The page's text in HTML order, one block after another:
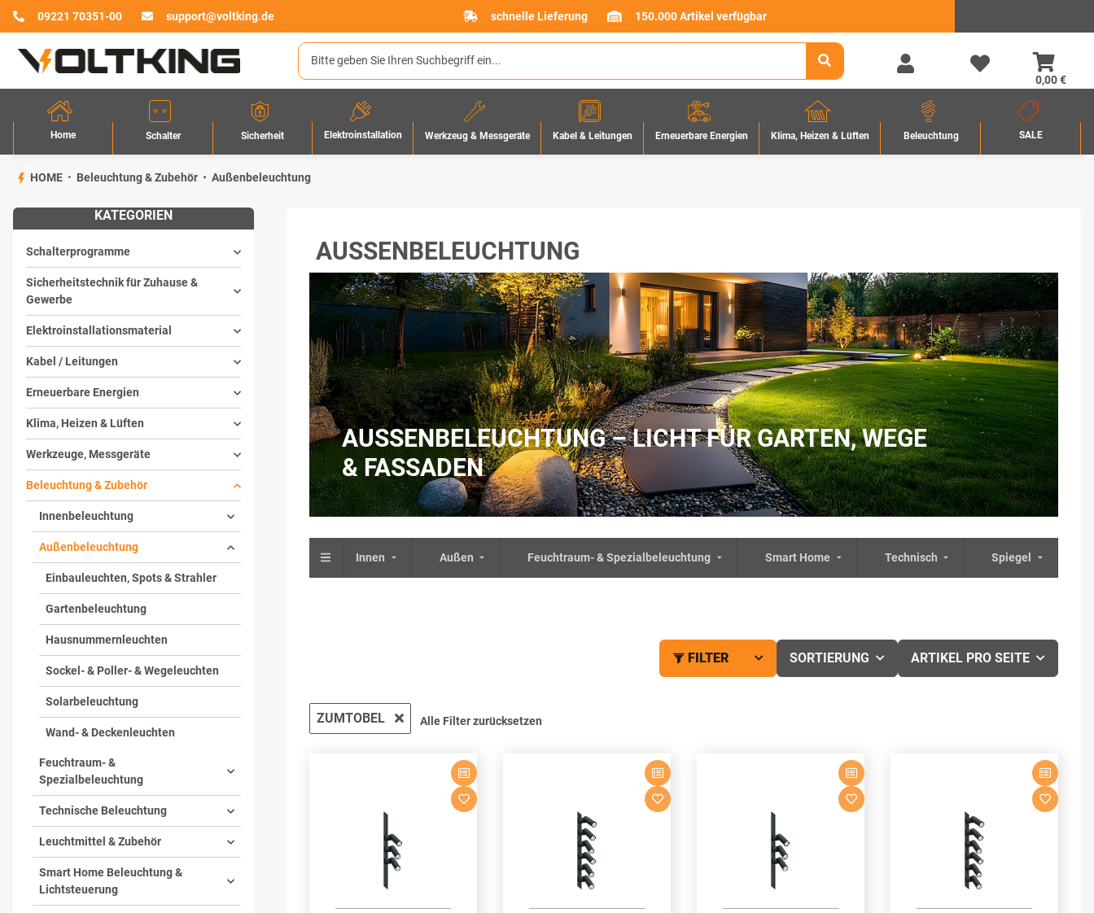
09221 70351-00 support@voltking.de schnelle Lieferung 150.000 Artikel verfügbar
0,00 €
Home Schalter Sicherheit Elektroinstallation Werkzeug & Messgeräte Kabel & Leitungen Erneuerbare Energien Klima, Heizen & Lüften Beleuchtung SALE
HOME Beleuchtung & Zubehör Außenbeleuchtung
AUSSENBELEUCHTUNG
AUSSENBELEUCHTUNG – LICHT FÜR GARTEN, WEGE &
FASSADEN
Innen Außen Feuchtraum- & Spezialbeleuchtung Smart Home Technisch Spiegel
FILTER SORTIERUNG ARTIKEL PRO SEITE
ZUMTOBEL Alle Filter zurücksetzen
KATEGORIEN
Schalterprogramme
Sicherheitstechnik für Zuhause &
Gewerbe
Elektroinstallationsmaterial
Kabel / Leitungen
Erneuerbare Energien
Klima, Heizen & Lüften
Werkzeuge, Messgeräte
Beleuchtung & Zubehör
Innenbeleuchtung
Außenbeleuchtung
Einbauleuchten, Spots & Strahler
Gartenbeleuchtung
Hausnummernleuchten
Sockel- & Poller- & Wegeleuchten
Solarbeleuchtung
Wand- & Deckenleuchten
Feuchtraum- &
Spezialbeleuchtung
Technische Beleuchtung
Leuchtmittel & Zubehör
Smart Home Beleuchtung &
Lichtsteuerung